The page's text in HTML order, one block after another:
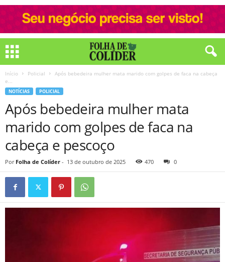
Início Policial
Após bebedeira mulher mata marido com golpes de faca na cabeça
e...
NOTÍCIAS POLICIAL
Após bebedeira mulher mata
marido com golpes de faca na
cabeça e pescoço
Por Folha de Colíder - 13 de outubro de 2025 470 0